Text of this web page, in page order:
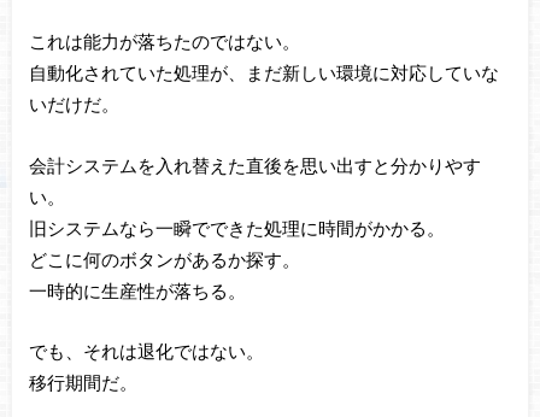
これは能力が落ちたのではない。
自動化されていた処理が、まだ新しい環境に対応していな
いだけだ。
会計システムを入れ替えた直後を思い出すと分かりやす
い。
旧システムなら一瞬でできた処理に時間がかかる。
どこに何のボタンがあるか探す。
一時的に生産性が落ちる。
でも、それは退化ではない。
移行期間だ。